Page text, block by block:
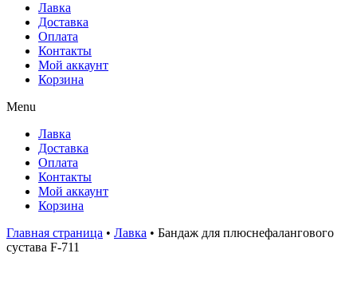
Лавка
Доставка
Оплата
Контакты
Мой аккаунт
Корзина
Menu
Лавка
Доставка
Оплата
Контакты
Мой аккаунт
Корзина
Главная страница • Лавка • Бандаж для плюснефалангового
сустава F-711